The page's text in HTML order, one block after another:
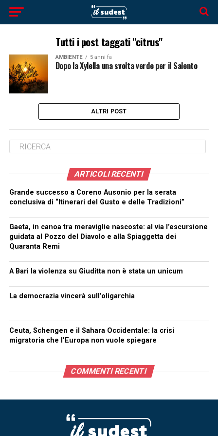
Tutti i post taggati "citrus"
AMBIENTE 5 anni fa
Dopo la Xylella una svolta verde per il Salento
ALTRI POST
ARTICOLI RECENTI
Grande successo a Coreno Ausonio per la serata
conclusiva di “Itinerari del Gusto e delle Tradizioni”
Gaeta, in canoa tra meraviglie nascoste: al via l’escursione
guidata al Pozzo del Diavolo e alla Spiaggetta dei
Quaranta Remi
A Bari la violenza su Giuditta non è stata un unicum
La democrazia vincerà sull’oligarchia
Ceuta, Schengen e il Sahara Occidentale: la crisi
migratoria che l’Europa non vuole spiegare
COMMENTI RECENTI